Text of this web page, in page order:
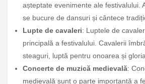
așteptate evenimente ale festivalului.
se bucure de dansuri și cântece
Lupte de cavaleri: Luptele de
principală a festivalului. Cavalerii
steaguri, luptă pentru onoarea și
Concerte de muzică medievală:
medievală sunt o parte importantă a